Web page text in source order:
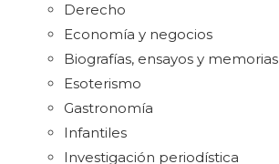
Derecho
Economía y negocios
Biografías, ensayos y memorias
Esoterismo
Gastronomía
Infantiles
Investigación periodística